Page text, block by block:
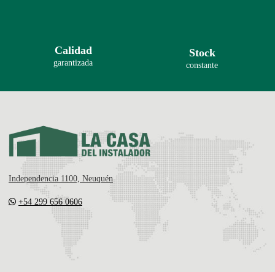
Calidad
garantizada
Stock
constante
Independencia 1100, Neuquén
+54 299 656 0606